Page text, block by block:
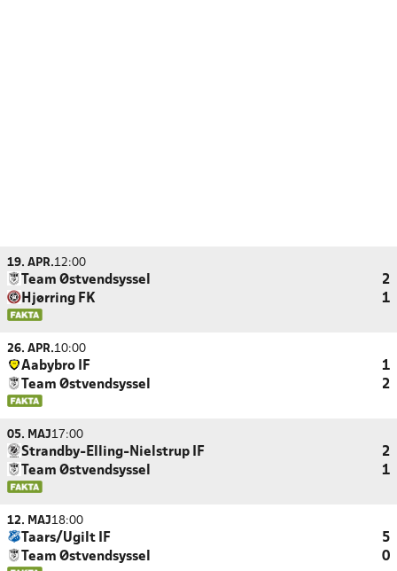
19. APR.12:00
Team Østvendsyssel
2
Hjørring FK
1
26. APR.10:00
Aabybro IF
1
Team Østvendsyssel
2
05. MAJ17:00
Strandby-Elling-Nielstrup IF
2
Team Østvendsyssel
1
12. MAJ18:00
Taars/Ugilt IF
5
Team Østvendsyssel
0